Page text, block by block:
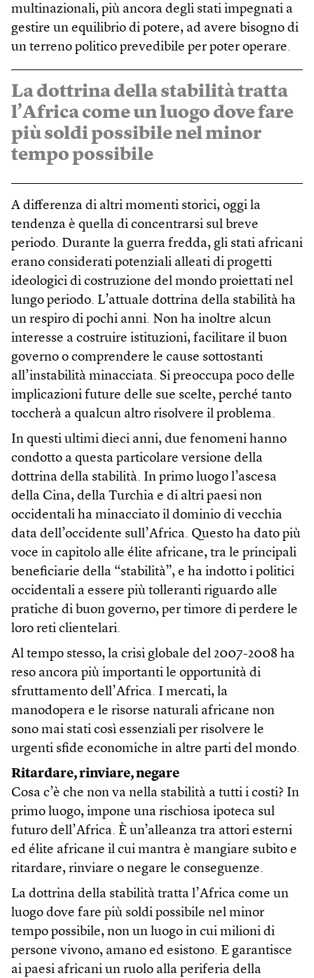
multinazionali, più ancora degli stati impegnati a
gestire un equilibrio di potere, ad avere bisogno di
un terreno politico prevedibile per poter operare.
La dottrina della stabilità tratta
l’Africa come un luogo dove fare
più soldi possibile nel minor
tempo possibile
A differenza di altri momenti storici, oggi la
tendenza è quella di concentrarsi sul breve
periodo. Durante la guerra fredda, gli stati africani
erano considerati potenziali alleati di progetti
ideologici di costruzione del mondo proiettati nel
lungo periodo. L’attuale dottrina della stabilità ha
un respiro di pochi anni. Non ha inoltre alcun
interesse a costruire istituzioni, facilitare il buon
governo o comprendere le cause sottostanti
all’instabilità minacciata. Si preoccupa poco delle
implicazioni future delle sue scelte, perché tanto
toccherà a qualcun altro risolvere il problema.
In questi ultimi dieci anni, due fenomeni hanno
condotto a questa particolare versione della
dottrina della stabilità. In primo luogo l’ascesa
della Cina, della Turchia e di altri paesi non
occidentali ha minacciato il dominio di vecchia
data dell’occidente sull’Africa. Questo ha dato più
voce in capitolo alle élite africane, tra le principali
beneficiarie della “stabilità”, e ha indotto i politici
occidentali a essere più tolleranti riguardo alle
pratiche di buon governo, per timore di perdere le
loro reti clientelari.
Al tempo stesso, la crisi globale del 2007-2008 ha
reso ancora più importanti le opportunità di
sfruttamento dell’Africa. I mercati, la
manodopera e le risorse naturali africane non
sono mai stati così essenziali per risolvere le
urgenti sfide economiche in altre parti del mondo.
Ritardare, rinviare, negare
Cosa c’è che non va nella stabilità a tutti i costi? In
primo luogo, impone una rischiosa ipoteca sul
futuro dell’Africa. È un’alleanza tra attori esterni
ed élite africane il cui mantra è mangiare subito e
ritardare, rinviare o negare le conseguenze.
La dottrina della stabilità tratta l’Africa come un
luogo dove fare più soldi possibile nel minor
tempo possibile, non un luogo in cui milioni di
persone vivono, amano ed esistono. E garantisce
ai paesi africani un ruolo alla periferia della